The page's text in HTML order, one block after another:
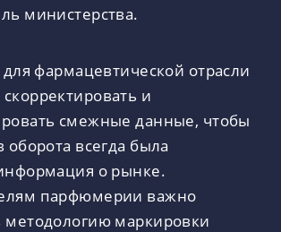
министерства.
для фармацевтической отрасли
и
смежные данные, чтобы
оборота всегда была
о рынке.
парфюмерии важно
методологию маркировки